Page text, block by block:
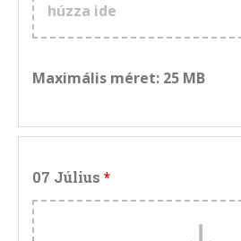
húzza ide
Maximális méret: 25 MB
07 Július